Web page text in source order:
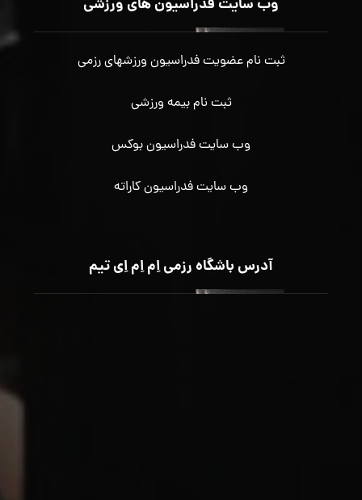
وب سایت فدراسیون های ورزشی
ثبت نام عضویت فدراسیون ورزشهای رزمی
ثبت نام بیمه ورزشی
وب سایت فدراسیون بوکس
وب سایت فدراسیون کاراته
آدرس باشگاه رزمی اِم اِم اِی تیم